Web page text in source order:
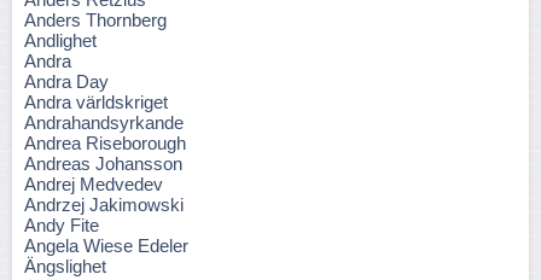
Anders Thornberg
Andlighet
Andra
Andra Day
Andra världskriget
Andrahandsyrkande
Andrea Riseborough
Andreas Johansson
Andrej Medvedev
Andrzej Jakimowski
Andy Fite
Angela Wiese Edeler
Ängslighet